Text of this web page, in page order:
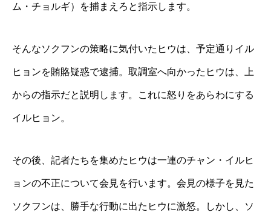
ム・チョルギ）を捕まえろと指示します。
そんなソクフンの策略に気付いたヒウは、予定通りイル
ヒョンを賄賂疑惑で逮捕。取調室へ向かったヒウは、上
からの指示だと説明します。これに怒りをあらわにする
イルヒョン。
その後、記者たちを集めたヒウは一連のチャン・イルヒ
ョンの不正について会見を行います。会見の様子を見た
ソクフンは、勝手な行動に出たヒウに激怒。しかし、ソ